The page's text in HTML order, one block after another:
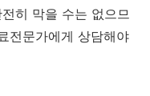
히 막을 수는 없으므
전문가에게 상담해야